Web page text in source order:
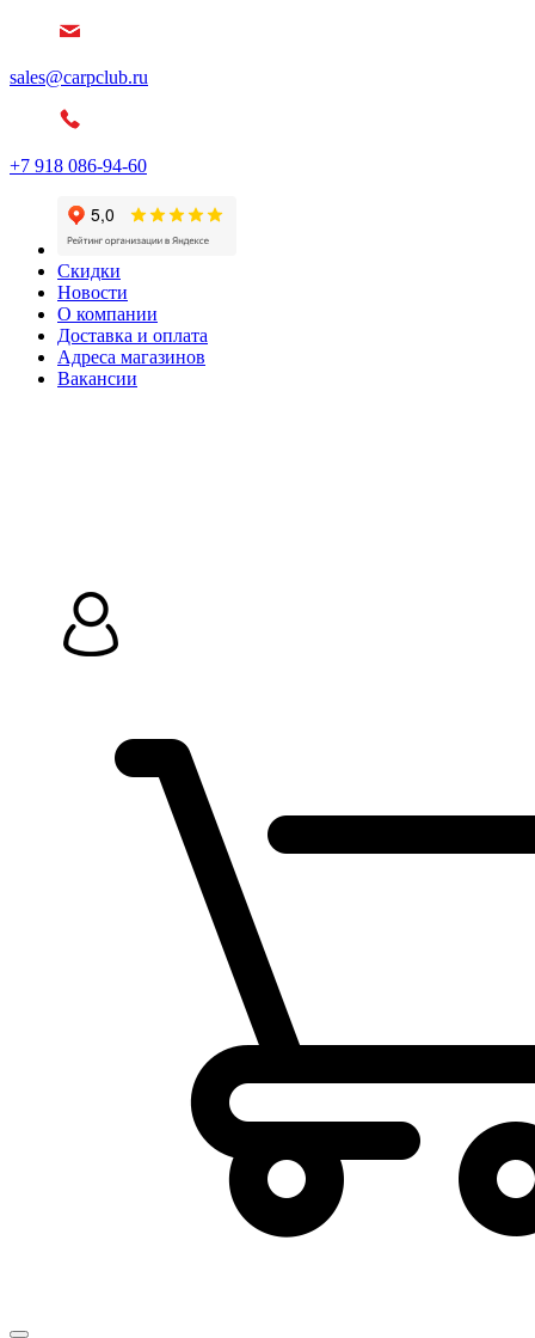
sales@carpclub.ru
+7 918 086-94-60
Скидки
Новости
О компании
Доставка и оплата
Адреса магазинов
Вакансии